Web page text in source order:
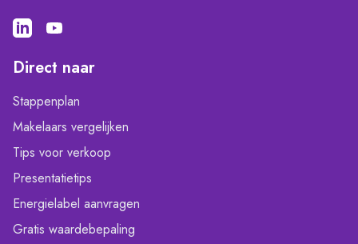
Direct naar
Stappenplan
Makelaars vergelijken
Tips voor verkoop
Presentatietips
Energielabel aanvragen
Gratis waardebepaling